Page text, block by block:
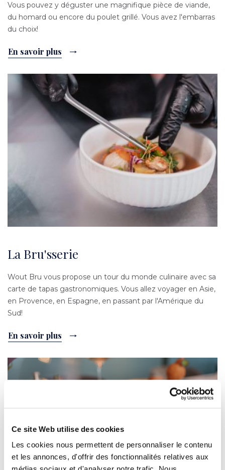
Ce site Web utilise des cookies
Les cookies nous permettent de personnaliser le contenu
et les annonces, d'offrir des fonctionnalités relatives aux
Vous pouvez y déguster une magnifique pièce de viande,
du homard ou encore du poulet grillé. Vous avez l'embarras
du choix!
En savoir plus
Image
La Bru'sserie
Wout Bru vous propose un tour du monde culinaire avec sa
carte de tapas gastronomiques. Vous allez voyager en Asie,
en Provence, en Espagne, en passant par l'Amérique du
Sud!
En savoir plus
Image